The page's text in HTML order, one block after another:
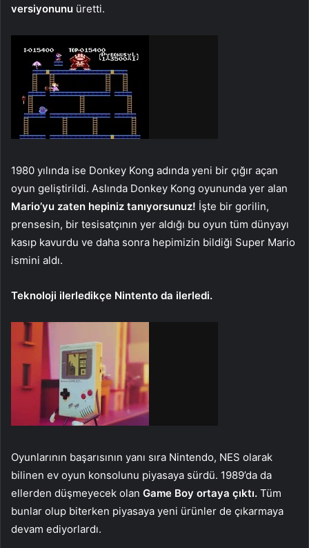
versiyonunu üretti.
1980 yılında ise Donkey Kong adında yeni bir çığır açan
oyun geliştirildi. Aslında Donkey Kong oyununda yer alan
Mario’yu zaten hepiniz tanıyorsunuz! İşte bir gorilin,
prensesin, bir tesisatçının yer aldığı bu oyun tüm dünyayı
kasıp kavurdu ve daha sonra hepimizin bildiği Super Mario
ismini aldı.
Teknoloji ilerledikçe Nintento da ilerledi.
Oyunlarının başarısının yanı sıra Nintendo, NES olarak
bilinen ev oyun konsolunu piyasaya sürdü. 1989’da da
ellerden düşmeyecek olan Game Boy ortaya çıktı. Tüm
bunlar olup biterken piyasaya yeni ürünler de çıkarmaya
devam ediyorlardı.